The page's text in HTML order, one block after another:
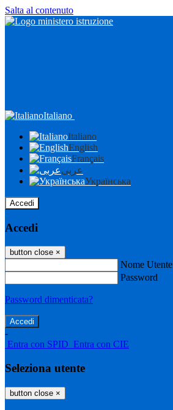
Salta al contenuto
Italiano
Italiano
English
Français
عربى
Українська
Accedi
Accedi
button close ×
Nome Utente
Password
Password dimenticata?
-
Entra con SPID Entra con CIE
Seleziona utente
button close ×